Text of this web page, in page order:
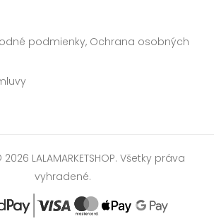
podmienky, Ochrana osobných
LALAMARKETSHOP. Všetky práva
vyhradené.